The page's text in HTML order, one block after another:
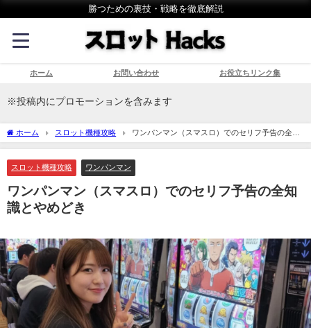
勝つための裏技・戦略を徹底解説
ホーム お問い合わせ お役立ちリンク集
※投稿内にプロモーションを含みます
ホーム スロット機種攻略
ワンパンマン（スマスロ）でのセリフ予告の全知
識とやめどき
スロット機種攻略 ワンパンマン
ワンパンマン（スマスロ）でのセリフ予告の全知
識とやめどき